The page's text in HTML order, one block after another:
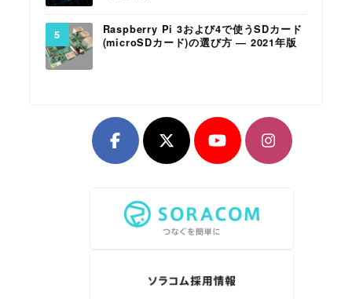
Raspberry Pi 3および4で使うSDカード
(microSDカード)の選び方 ― 2021年版